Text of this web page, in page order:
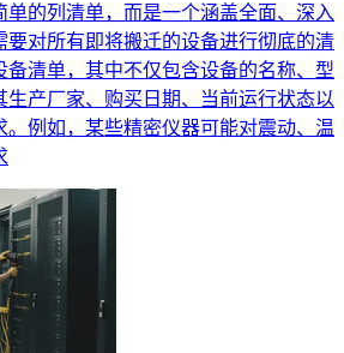
单的列清单，而是一个涵盖全面、深入
要对所有即将搬迁的设备进行彻底的清
备清单，其中不仅包含设备的名称、型
生产厂家、购买日期、当前运行状态以
。例如，某些精密仪器可能对震动、温